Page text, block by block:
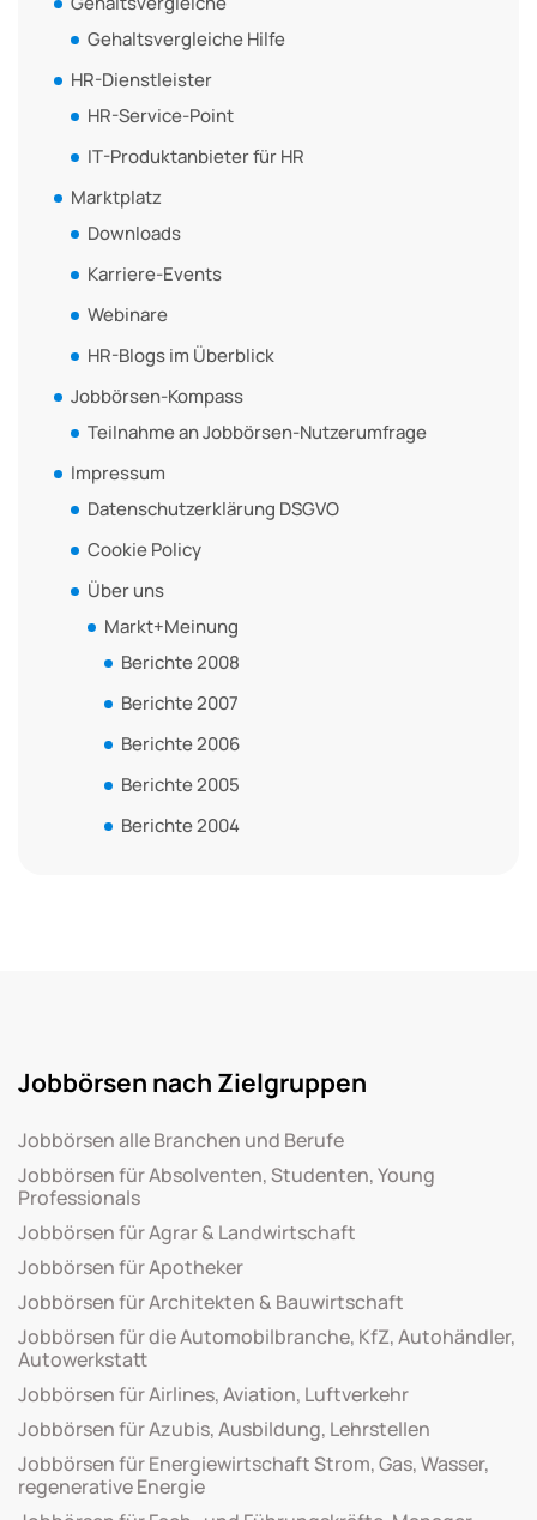
Gehaltsvergleiche Hilfe
HR-Dienstleister
HR-Service-Point
IT-Produktanbieter für HR
Marktplatz
Downloads
Karriere-Events
Webinare
HR-Blogs im Überblick
Jobbörsen-Kompass
Teilnahme an Jobbörsen-Nutzerumfrage
Impressum
Datenschutzerklärung DSGVO
Cookie Policy
Über uns
Markt+Meinung
Berichte 2008
Berichte 2007
Berichte 2006
Berichte 2005
Berichte 2004
Jobbörsen nach Zielgruppen
Jobbörsen alle Branchen und Berufe
Jobbörsen für Absolventen, Studenten, Young
Professionals
Jobbörsen für Agrar & Landwirtschaft
Jobbörsen für Apotheker
Jobbörsen für Architekten & Bauwirtschaft
Jobbörsen für die Automobilbranche, KfZ, Autohändler,
Autowerkstatt
Jobbörsen für Airlines, Aviation, Luftverkehr
Jobbörsen für Azubis, Ausbildung, Lehrstellen
Jobbörsen für Energiewirtschaft Strom, Gas, Wasser,
regenerative Energie